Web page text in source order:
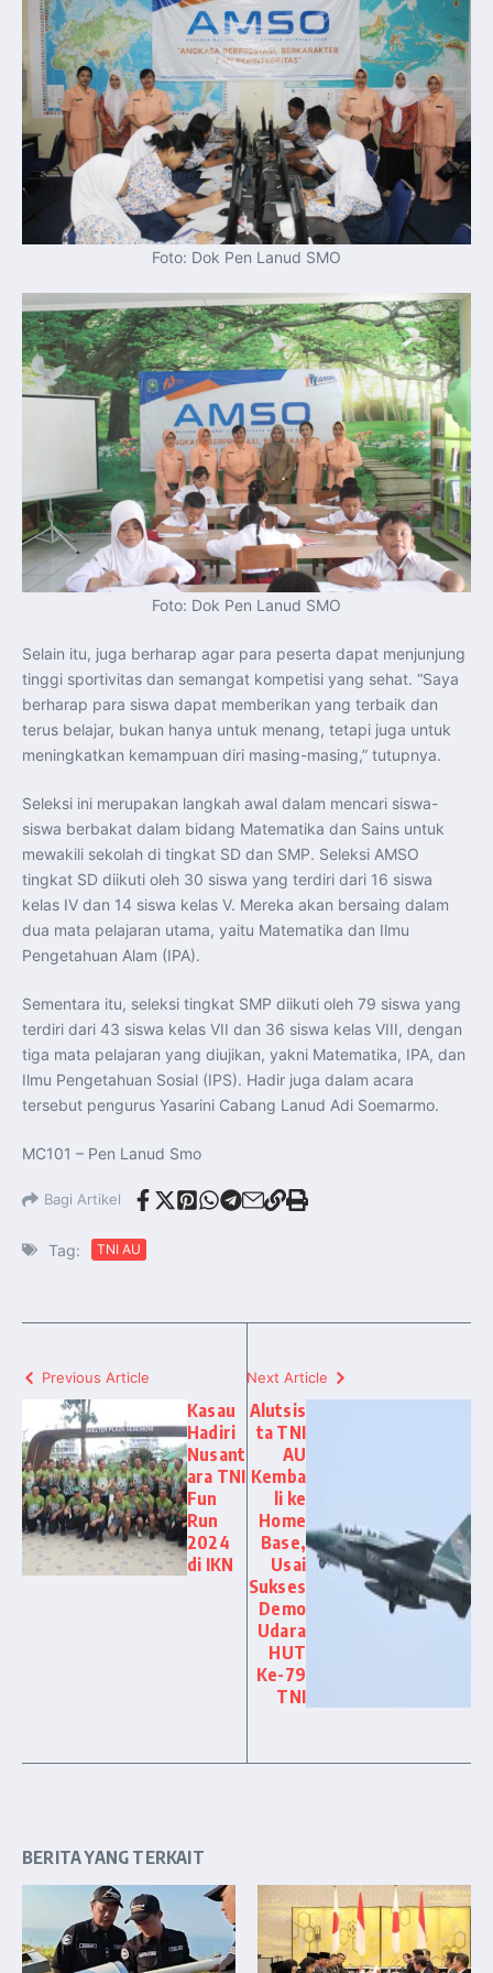
Foto: Dok Pen Lanud SMO
Foto: Dok Pen Lanud SMO
Selain itu, juga berharap agar para peserta dapat menjunjung
tinggi sportivitas dan semangat kompetisi yang sehat. “Saya
berharap para siswa dapat memberikan yang terbaik dan
terus belajar, bukan hanya untuk menang, tetapi juga untuk
meningkatkan kemampuan diri masing-masing,” tutupnya.
Seleksi ini merupakan langkah awal dalam mencari siswa-
siswa berbakat dalam bidang Matematika dan Sains untuk
mewakili sekolah di tingkat SD dan SMP. Seleksi AMSO
tingkat SD diikuti oleh 30 siswa yang terdiri dari 16 siswa
kelas IV dan 14 siswa kelas V. Mereka akan bersaing dalam
dua mata pelajaran utama, yaitu Matematika dan Ilmu
Pengetahuan Alam (IPA).
Sementara itu, seleksi tingkat SMP diikuti oleh 79 siswa yang
terdiri dari 43 siswa kelas VII dan 36 siswa kelas VIII, dengan
tiga mata pelajaran yang diujikan, yakni Matematika, IPA, dan
Ilmu Pengetahuan Sosial (IPS). Hadir juga dalam acara
tersebut pengurus Yasarini Cabang Lanud Adi Soemarmo.
MC101 – Pen Lanud Smo
Bagi Artikel
Tag: TNI AU
Previous Article
Kasau
Hadiri
Nusant
ara TNI
Fun
Run
2024
di IKN
Next Article
Alutsis
ta TNI
AU
Kemba
li ke
Home
Base,
Usai
Sukses
Demo
Udara
HUT
Ke-79
TNI
BERITA YANG TERKAIT